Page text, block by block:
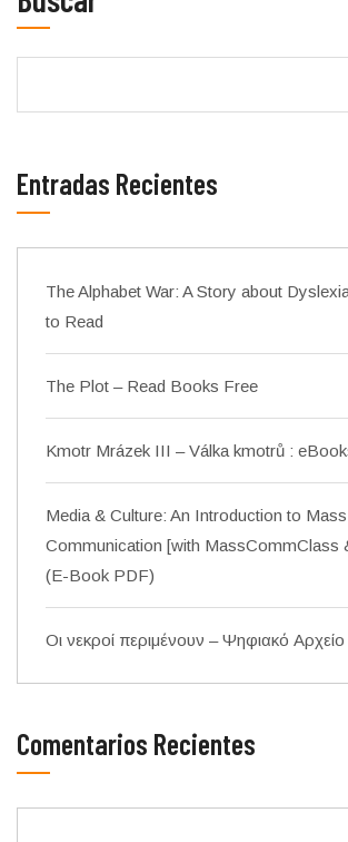
Entradas Recientes
The Alphabet War: A Story about
to Read
The Plot – Read Books Free
Kmotr Mrázek III – Válka kmotrů :
Media & Culture: An Introduction to Mass
Communication [with MassCommClass
(E-Book PDF)
Οι νεκροί περιμένουν – Ψηφιακό Αρχείο
Comentarios Recientes